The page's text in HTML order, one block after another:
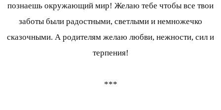
познаешь окружающий мир! Желаю тебе чтобы все твои
заботы были радостными, светлыми и немножечко
сказочными. А родителям желаю любви, нежности, сил и
терпения!
***